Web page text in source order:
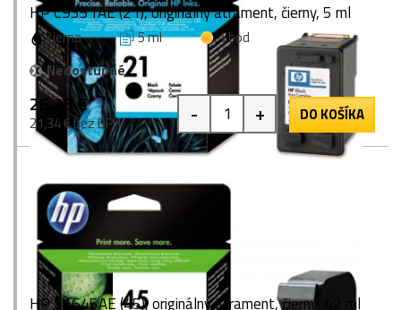
HP C9351AE (21), originálny atrament, čierny, 5 ml
čierna 5 ml
1 bod
Nedostupné
26,25 €
21,34 € bez DPH - + DO KOŠÍKA
HP 51645AE (45), originálny atrament, čierny, 42 ml